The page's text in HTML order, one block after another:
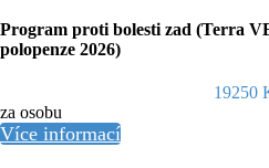
Program proti bolesti zad (Terra
polopenze 2026)
19250
za osobu
Více informací